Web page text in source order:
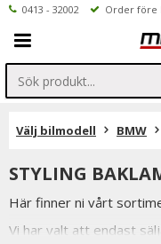
0413 - 32002 Order före
Välj bilmodell BMW
STYLING
Här finner ni vårt
Vi har valt att endast